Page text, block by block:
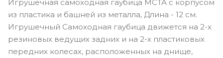
Игрушечная самоходная гаубица МСТА с корпусом
из пластика и башней из металла, Длина - 12 см.
Игрушечный Самоходная гаубица движется на 2-х
резиновых ведущих задних и на 2-х пластиковых
передних колесах, расположенных на днище,